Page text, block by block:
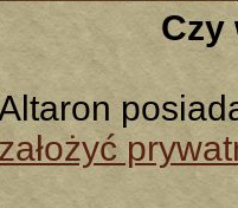
Czy
założyć